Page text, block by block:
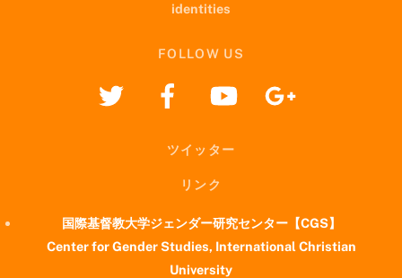
identities
FOLLOW US
ツイッター
リンク
国際基督教大学ジェンダー研究センター【CGS】
Center for Gender Studies, International Christian
University